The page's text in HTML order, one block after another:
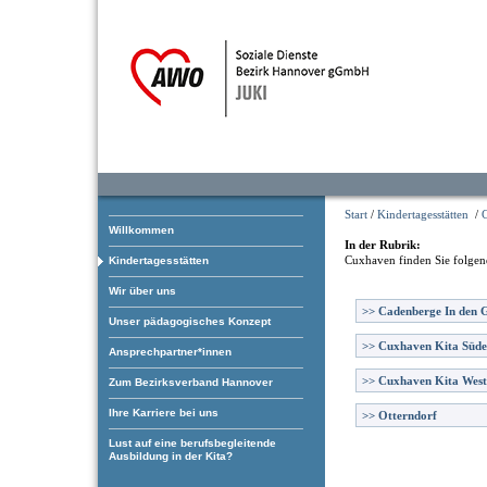
Willkommen
Kindertagesstätten
Wir über uns
Unser pädagogisches Konzept
Ansprechpartner*innen
Zum Bezirksverband Hannover
Ihre Karriere bei uns
Lust auf eine berufsbegleitende
Ausbildung in der Kita?
Start / Kindertagesstätten /
In der Rubrik:
Cuxhaven finden Sie
>> Cadenberge In den
>> Cuxhaven Kita
>> Cuxhaven Kita
>> Otterndorf